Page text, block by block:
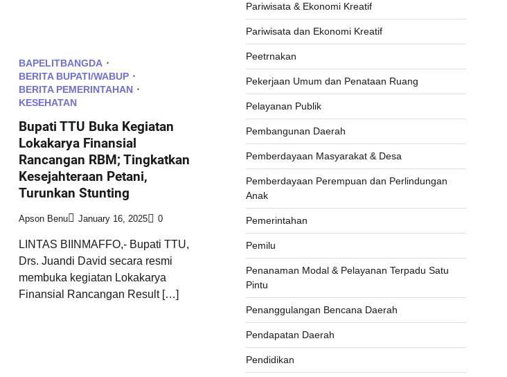
BAPELITBANGDA
BERITA BUPATI/WABUP
BERITA PEMERINTAHAN
KESEHATAN
Bupati TTU Buka Kegiatan
Lokakarya Finansial
Rancangan RBM; Tingkatkan
Kesejahteraan Petani,
Turunkan Stunting
Apson Benu January 16, 2025 0
LINTAS BIINMAFFO,- Bupati TTU,
Drs. Juandi David secara resmi
membuka kegiatan Lokakarya
Finansial Rancangan Result […]
Pariwisata & Ekonomi Kreatif
Pariwisata dan Ekonomi Kreatif
Peetrnakan
Pekerjaan Umum dan Penataan Ruang
Pelayanan Publik
Pembangunan Daerah
Pemberdayaan Masyarakat & Desa
Pemberdayaan Perempuan dan Perlindungan
Anak
Pemerintahan
Pemilu
Penanaman Modal & Pelayanan Terpadu Satu
Pintu
Penanggulangan Bencana Daerah
Pendapatan Daerah
Pendidikan